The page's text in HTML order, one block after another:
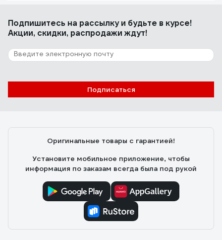
Подпишитесь на рассылкуи будьте в курсе!
Акции, скидки, распродажи ждут!
Подписаться
Оригинальные товары с гарантией!
Установите мобильное приложение, чтобы
информация по заказам всегда была под рукой